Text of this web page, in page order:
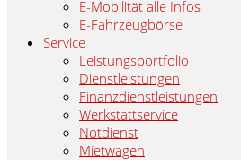
E-Mobilität alle Infos
E-Fahrzeugbörse
Service
Leistungsportfolio
Dienstleistungen
Finanzdienstleistungen
Werkstattservice
Notdienst
Mietwagen